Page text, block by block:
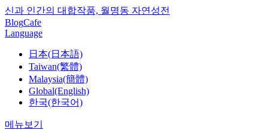
신과 인간의 대합작품, 월명동 자연성전
BlogCafe
Language
日本(日本語)
Taiwan(繁體)
Malaysia(簡體)
Global(English)
한국(한국어)
메뉴보기